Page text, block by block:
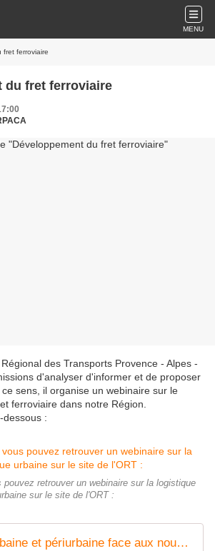
MENU
fret ferroviaire
du fret ferroviaire
des Transports Provence - Alpes -
d'analyser d'informer et de proposer
sens, il organise un webinaire sur le
ferroviaire dans notre Région.
dessous :
retrouver un webinaire sur la logistique
sur le site de l'ORT :
La logistique urbaine et périurbaine face aux nouveaux défis environnementaux